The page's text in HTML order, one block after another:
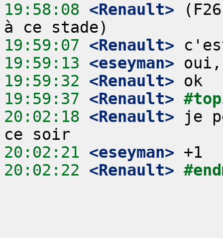
19:58:08 <Renault>
19:59:07 <Renault>
19:59:13 <eseyman>
19:59:32 <Renault>
19:59:37 <Renault>
20:02:18 <Renault> je
20:02:21 <eseyman>
20:02:22 <Renault>